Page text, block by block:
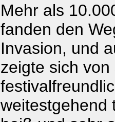
Mehr als
fanden den
Invasion, und
zeigte sich von
weitestgehend